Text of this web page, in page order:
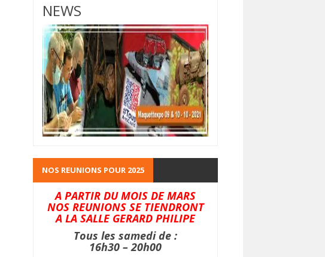
NEWS
NOS REUNIONS POUR 2025
A PARTIR DU MOIS DE MARS
NOS REUNIONS SE TIENDRONT
A LA SALLE GERARD PHILIPE
Tous les samedi de :
16h30 – 20h00